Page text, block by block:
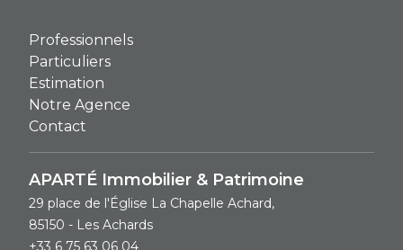
Professionnels
Particuliers
Estimation
Notre Agence
Contact
APARTÉ Immobilier & Patrimoine
29 place de l'Église La Chapelle Achard,
85150 - Les Achards
+33 6 75 63 06 04